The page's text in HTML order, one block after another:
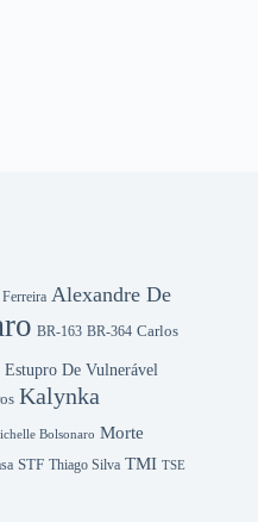
Alexandre De
BR-163 BR-364 Carlos
Estupro De Vulnerável
Kalynka
Bolsonaro Morte
STF Thiago Silva TMI TSE